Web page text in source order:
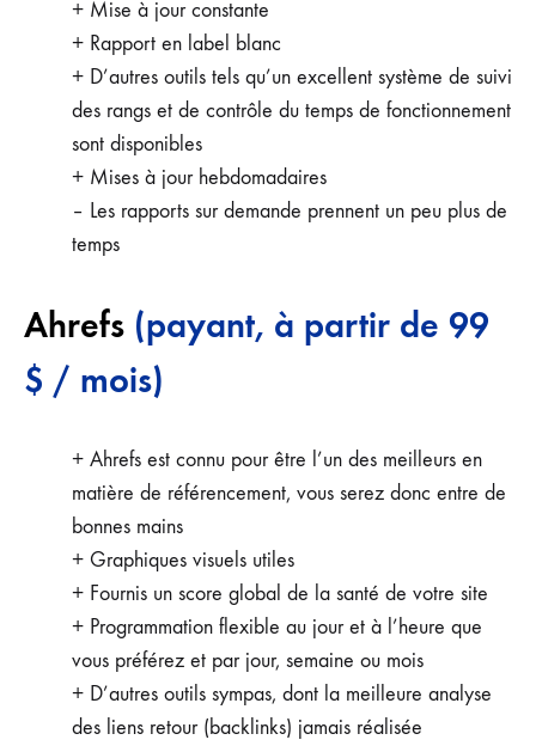
+ Mise à jour constante
+ Rapport en label blanc
+ D’autres outils tels qu’un excellent système de suivi
des rangs et de contrôle du temps de fonctionnement
sont disponibles
+ Mises à jour hebdomadaires
– Les rapports sur demande prennent un peu plus de
temps
Ahrefs (payant, à partir de 99
$ / mois)
+ Ahrefs est connu pour être l’un des meilleurs en
matière de référencement, vous serez donc entre de
bonnes mains
+ Graphiques visuels utiles
+ Fournis un score global de la santé de votre site
+ Programmation flexible au jour et à l’heure que
vous préférez et par jour, semaine ou mois
+ D’autres outils sympas, dont la meilleure analyse
des liens retour (backlinks) jamais réalisée